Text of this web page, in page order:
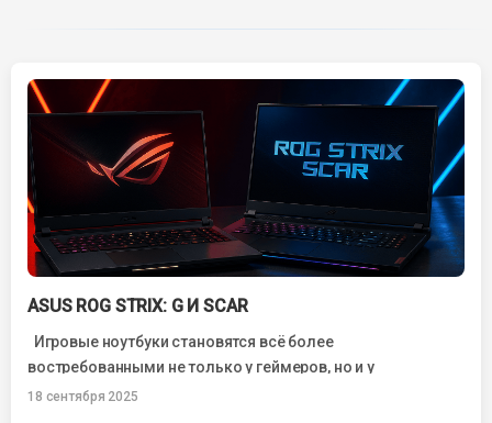
ASUS ROG STRIX: G И SCAR
Игровые ноутбуки становятся всё более
востребованными не только у геймеров, но и у
специалистов, работающих с тяжёлыми приложениями.
18 сентября 2025